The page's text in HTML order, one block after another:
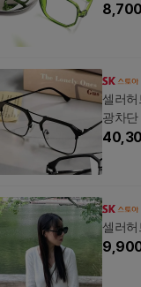
8,700
셀러허
광차
셀러